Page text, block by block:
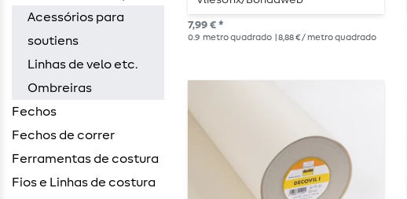
Acessórios para
soutiens
Linhas de velo etc.
Ombreiras
Fechos
Fechos de correr
Ferramentas de costura
Fios e Linhas de costura
7,99 € *
0.9 metro quadrado | 8,88 € / metro quadrado